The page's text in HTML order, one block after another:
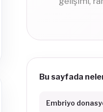
Bu sayfada
Embriyo